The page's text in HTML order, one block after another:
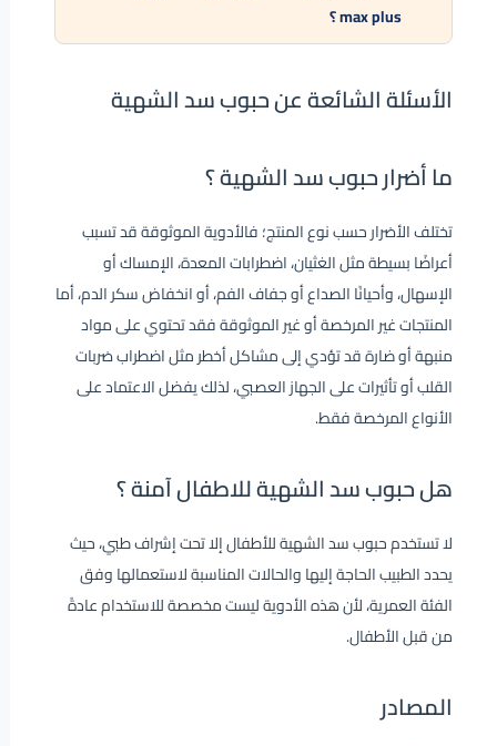
max plus ؟
الأسئلة الشائعة عن حبوب سد الشهية
ما أضرار حبوب سد الشهية ؟
تختلف الأضرار حسب نوع المنتج؛ فالأدوية الموثوقة قد تسبب
أعراضًا بسيطة مثل الغثيان، اضطرابات المعدة، الإمساك أو
الإسهال، وأحيانًا الصداع أو جفاف الفم، أو انخفاض سكر الدم، أما
المنتجات غير المرخصة أو غير الموثوقة فقد تحتوي على مواد
منبهة أو ضارة قد تؤدي إلى مشاكل أخطر مثل اضطراب ضربات
القلب أو تأثيرات على الجهاز العصبي، لذلك يفضل الاعتماد على
الأنواع المرخصة فقط.
هل حبوب سد الشهية للاطفال آمنة ؟
لا تستخدم حبوب سد الشهية للأطفال إلا تحت إشراف طبي، حيث
يحدد الطبيب الحاجة إليها والحالات المناسبة لاستعمالها وفق
الفئة العمرية، لأن هذه الأدوية ليست مخصصة للاستخدام عادةً
من قبل الأطفال.
المصادر